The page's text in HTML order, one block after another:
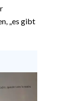
„es gibt